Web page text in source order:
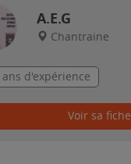
A.E.G
Chantraine
ans d'expérience
Voir sa fiche